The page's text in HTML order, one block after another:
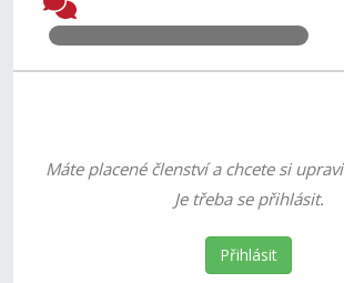
Máte placené členství a chcete si
Je třeba se přihlásit.
Přihlásit